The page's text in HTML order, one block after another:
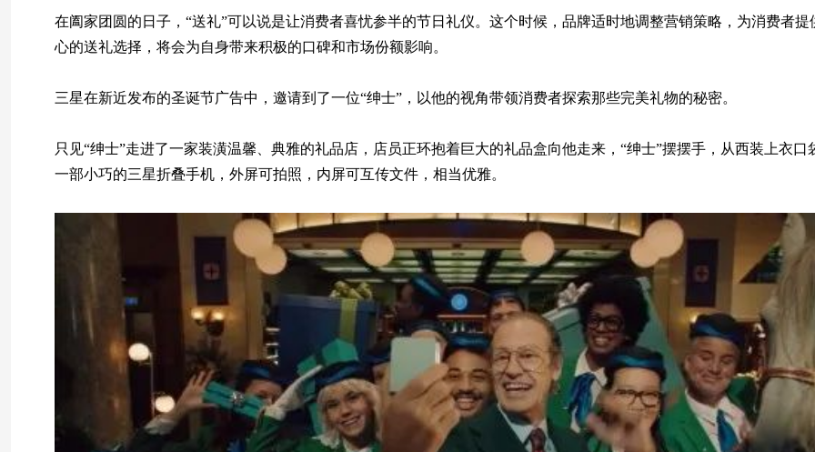
在阖家团圆的日子，“送礼”可以说是让消费者喜忧参半的节日礼仪。这个时候，品牌适时地调整营销策略，为消费者提
心的送礼选择，将会为自身带来积极的口碑和市场份额影响。
三星在新近发布的圣诞节广告中，邀请到了一位“绅士”，以他的视角带领消费者探索那些完美礼物的秘密。
只见“绅士”走进了一家装潢温馨、典雅的礼品店，店员正环抱着巨大的礼品盒向他走来，“绅士”摆摆手，从西装上衣口
一部小巧的三星折叠手机，外屏可拍照，内屏可互传文件，相当优雅。